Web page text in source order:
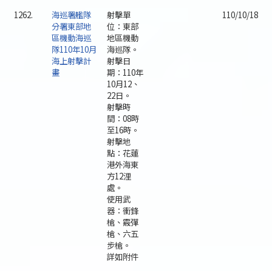
1262.
海巡署艦隊
分署東部地
區機動海巡
隊110年10月
海上射擊計
畫
射擊單
位：東部
地區機動
海巡隊。
射擊日
期：110年
10月12、
22日。
射擊時
間：08時
至16時。
射擊地
點：花蓮
港外海東
方12浬
處。
使用武
器：衝鋒
槍、霰彈
槍、六五
步槍。
詳如附件
110/10/18